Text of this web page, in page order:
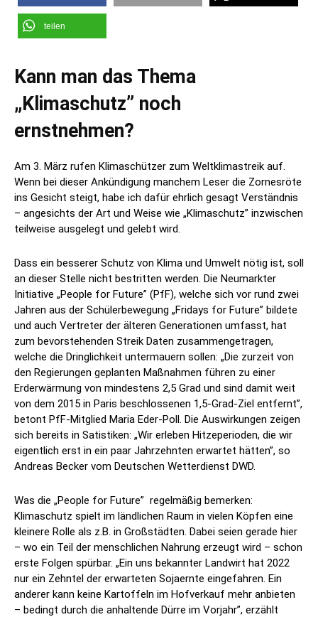
teilen
Kann man das Thema
„Klimaschutz” noch
ernstnehmen?
Am 3. März rufen Klimaschützer zum Weltklimastreik auf.
Wenn bei dieser Ankündigung manchem Leser die Zornesröte
ins Gesicht steigt, habe ich dafür ehrlich gesagt Verständnis
– angesichts der Art und Weise wie „Klimaschutz” inzwischen
teilweise ausgelegt und gelebt wird.
Dass ein besserer Schutz von Klima und Umwelt nötig ist, soll
an dieser Stelle nicht bestritten werden. Die Neumarkter
Initiative „People for Future” (PfF), welche sich vor rund zwei
Jahren aus der Schülerbewegung „Fridays for Future” bildete
und auch Vertreter der älteren Generationen umfasst, hat
zum bevorstehenden Streik Daten zusammengetragen,
welche die Dringlichkeit untermauern sollen: „Die zurzeit von
den Regierungen geplanten Maßnahmen führen zu einer
Erderwärmung von mindestens 2,5 Grad und sind damit weit
von dem 2015 in Paris beschlossenen 1,5-Grad-Ziel entfernt”,
betont PfF-Mitglied Maria Eder-Poll. Die Auswirkungen zeigen
sich bereits in Satistiken: „Wir erleben Hitzeperioden, die wir
eigentlich erst in ein paar Jahrzehnten erwartet hätten”, so
Andreas Becker vom Deutschen Wetterdienst DWD.
Was die „People for Future” regelmäßig bemerken:
Klimaschutz spielt im ländlichen Raum in vielen Köpfen eine
kleinere Rolle als z.B. in Großstädten. Dabei seien gerade hier
– wo ein Teil der menschlichen Nahrung erzeugt wird – schon
erste Folgen spürbar. „Ein uns bekannter Landwirt hat 2022
nur ein Zehntel der erwarteten Sojaernte eingefahren. Ein
anderer kann keine Kartoffeln im Hofverkauf mehr anbieten
– bedingt durch die anhaltende Dürre im Vorjahr”, erzählt